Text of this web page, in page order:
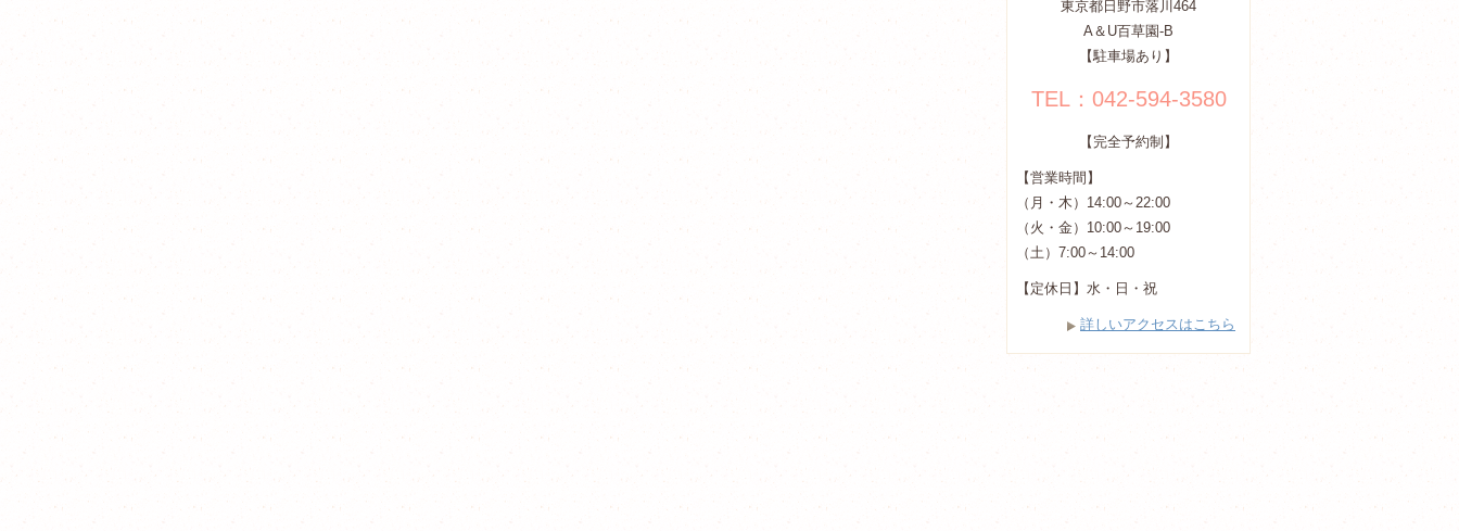
東京都日野市落川464
A＆U百草園-B
【駐車場あり】
TEL：042-594-3580
【完全予約制】
【営業時間】
（月・木）14:00～22:00
（火・金）10:00～19:00
（土）7:00～14:00
【定休日】水・日・祝
詳しいアクセスはこちら